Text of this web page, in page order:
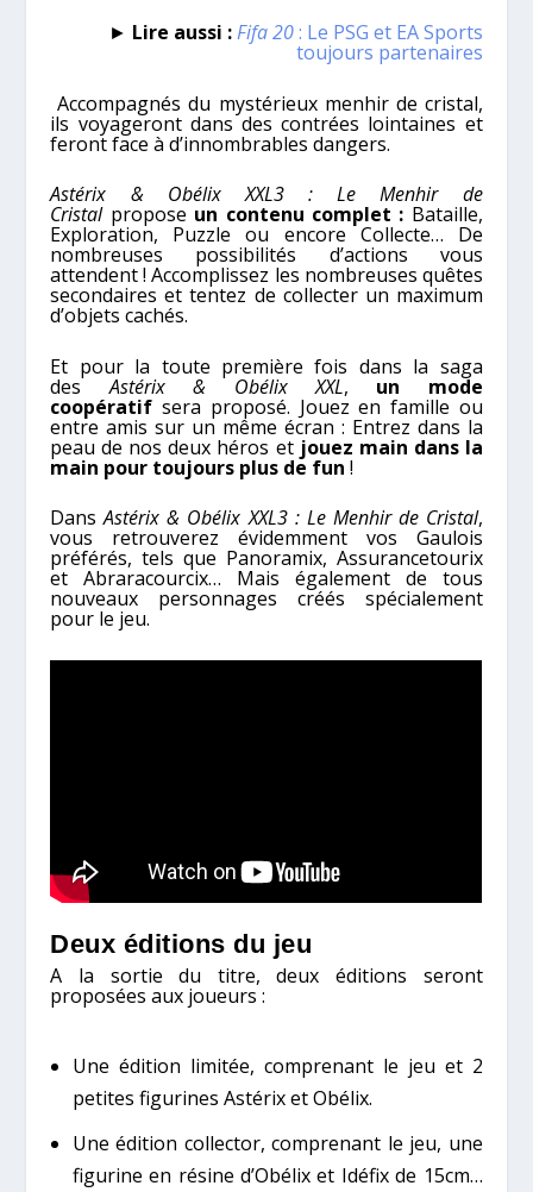
► Lire aussi : Fifa 20: Le PSG et EA Sports
toujours partenaires
Accompagnés du mystérieux menhir de cristal,
ils voyageront dans des contrées lointaines et
feront face à d’innombrables dangers.
Astérix & Obélix XXL3 : Le Menhir de
Cristalpropose un contenu complet : Bataille,
Exploration, Puzzle ou encore Collecte… De
nombreuses possibilités d’actions vous
attendent ! Accomplissez les nombreuses quêtes
secondaires et tentez de collecter un maximum
d’objets cachés.
Et pour la toute première fois dans la saga
desAstérix & Obélix XXL, un mode
coopératif sera proposé. Jouez en famille ou
entre amis sur un même écran : Entrez dans la
peau de nos deux héros et jouez main dans la
main pour toujours plus de fun!
DansAstérix & Obélix XXL3 : Le Menhir de Cristal,
vous retrouverez évidemment vos Gaulois
préférés, tels que Panoramix, Assurancetourix
et Abraracourcix… Mais également de tous
nouveaux personnages créés spécialement
pour le jeu.
Deux éditions du jeu
A la sortie du titre, deux éditions seront
proposées aux joueurs :
Une édition limitée, comprenant le jeu et 2
petites figurines Astérix et Obélix.
Une édition collector, comprenant le jeu, une
figurine en résine d’Obélix et Idéfix de 15cm…